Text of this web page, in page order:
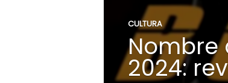
CULTURA
Nombre
2024: